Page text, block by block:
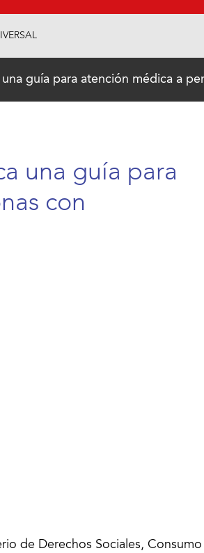
guía para atención médica a
una guía para
con
de Derechos Sociales, Consumo